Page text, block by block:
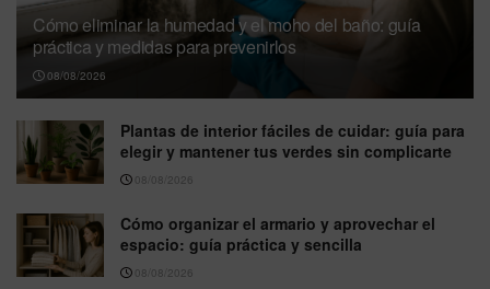
Cómo eliminar la humedad y el moho del baño: guía
práctica y medidas para prevenirlos
08/08/2026
Plantas de interior fáciles de cuidar: guía para
elegir y mantener tus verdes sin complicarte
08/08/2026
Cómo organizar el armario y aprovechar el
espacio: guía práctica y sencilla
08/08/2026